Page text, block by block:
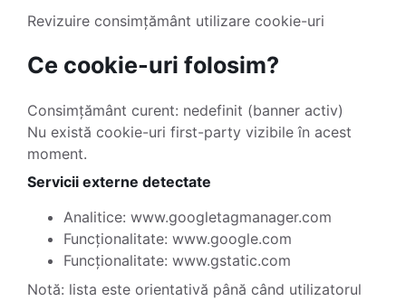
Revizuire consimțământ utilizare cookie-uri
Ce cookie-uri folosim?
Consimțământ curent: nedefinit (banner activ)
Nu există cookie-uri first-party vizibile în acest
moment.
Servicii externe detectate
Analitice: www.googletagmanager.com
Funcționalitate: www.google.com
Funcționalitate: www.gstatic.com
Notă: lista este orientativă până când utilizatorul